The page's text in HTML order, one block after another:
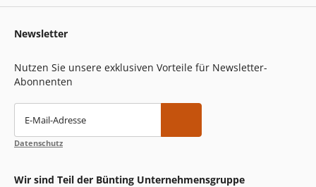
Newsletter
Nutzen Sie unsere exklusiven Vorteile für Newsletter-
Abonnenten
E-Mail-Adresse
Datenschutz
Wir sind Teil der Bünting Unternehmensgruppe